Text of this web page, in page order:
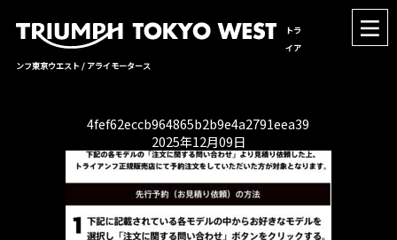
トラ
イア
ンフ東京ウエスト / アライモータース
4fef62eccb964865b2b9e4a2791eea39
2025年12月09日